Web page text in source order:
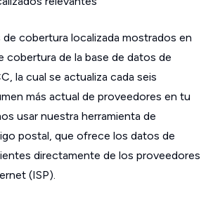
cobertura localizada mostrados en
cobertura de la base de datos de
la cual se actualiza cada seis
más actual de proveedores en tu
usar nuestra herramienta de
postal, que ofrece los datos de
directamente de los proveedores
(ISP).